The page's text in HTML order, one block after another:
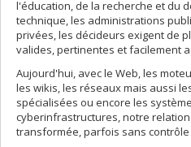
l'éducation, de la recherche et du
technique, les administrations
privées, les décideurs exigent de
valides, pertinentes et facilement
Aujourd'hui, avec le Web, les
les wikis, les réseaux mais aussi
spécialisées ou encore les
cyberinfrastructures, notre
transformée, parfois sans contrôle